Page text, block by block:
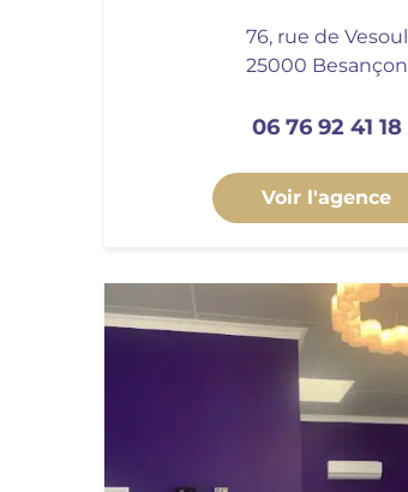
76, rue de Vesoul
25000 Besançon
06 76 92 41 18
Voir l'agence